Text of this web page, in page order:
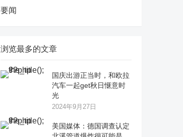
要闻
浏览最多的文章
国庆出游正当时，和欧拉
汽车一起get秋日惬意时
光
2024年9月27日
美国媒体：德国调查认定